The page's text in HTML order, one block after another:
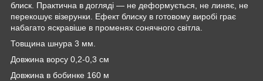
блиск. Практична в догляді — не деформується, не линяє, не
перекошує візерунки. Ефект блиску в готовому виробі грає
набагато яскравіше в променях сонячного світла.
Товщина шнура 3 мм.
Довжина ворсу 0,2-0,3 см
Довжина в бобинке 160 м